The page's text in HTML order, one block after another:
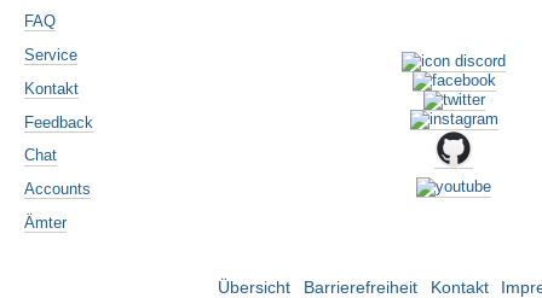
FAQ
Service
Kontakt
Feedback
Chat
Accounts
Ämter
Übersicht Barrierefreiheit Kontakt